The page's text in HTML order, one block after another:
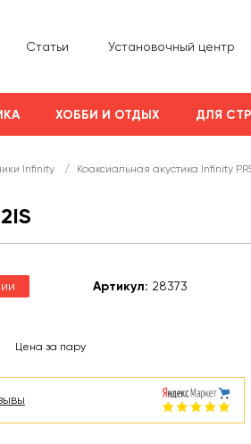
Статьи Установочный центр
ХОББИ И ОТДЫХ ДЛЯ
Infinity / Коаксиальная акустика Infinity
Артикул: 28373
Цена за пару